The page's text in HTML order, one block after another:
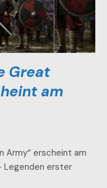
Great
am
Army“ erscheint am
Legenden erster